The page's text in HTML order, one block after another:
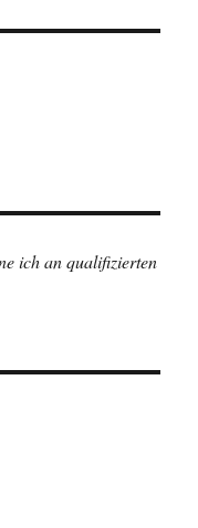
ich an qualifizierten